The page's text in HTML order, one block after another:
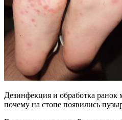
Дезинфекция и обработка ранок
почему на стопе появились